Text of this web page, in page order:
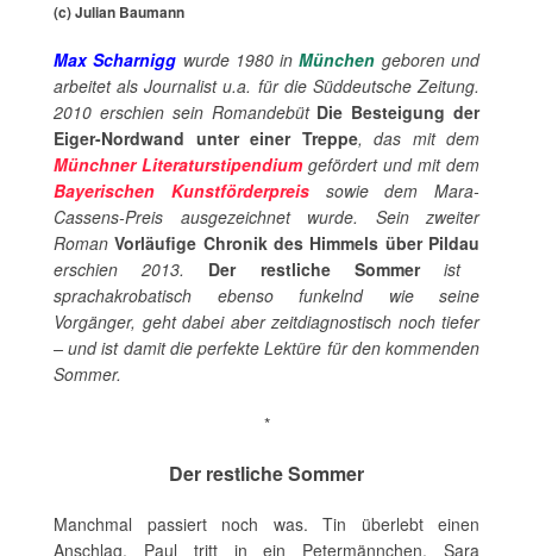
(c) Julian Baumann
Max Scharnigg wurde 1980 inMünchen geboren und
arbeitet als Journalist u.a. für die Süddeutsche Zeitung.
2010 erschien sein Romandebüt Die Besteigung der
Eiger-Nordwand unter einer Treppe, das mit dem
Münchner Literaturstipendiumgefördert und mit dem
Bayerischen Kunstförderpreissowie dem Mara-
Cassens-Preis ausgezeichnet wurde. Sein zweiter
RomanVorläufige Chronik des Himmels über Pildau
erschien 2013. Der restliche Sommerist
sprachakrobatisch ebenso funkelnd wie seine
Vorgänger, geht dabei aber zeitdiagnostisch noch tiefer
– und ist damit die perfekte Lektüre für den kommenden
Sommer.
*
Der restliche Sommer
Manchmal passiert noch was. Tin überlebt einen
Anschlag. Paul tritt in ein Petermännchen. Sara